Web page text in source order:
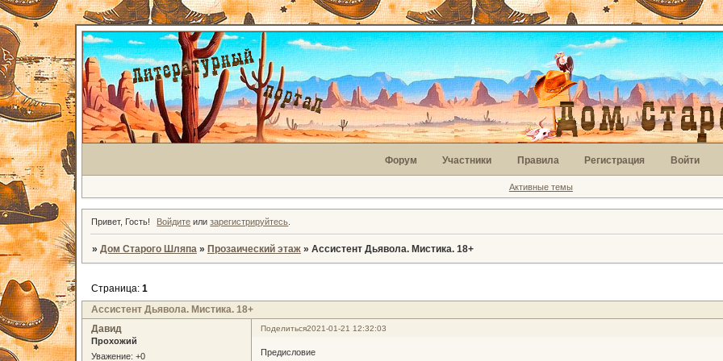
Форум Участники Правила Регистрация Войти
Активные темы
Привет, Гость! Войдите илизарегистрируйтесь
» Дом Старого Шляпа » Прозаический этаж » Ассистент Дьявола. Мистика. 18+
Ассистент Дьявола. Мистика. 18+
Страница: 1
Поделиться2021-01-21 12:32:03
Давид
Прохожий
Уважение: +0
Предисловие